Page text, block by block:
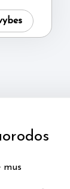
product
may
mus